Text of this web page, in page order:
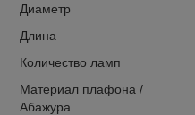
Диаметр
Длина
Количество ламп
Материал плафона /
Абажура